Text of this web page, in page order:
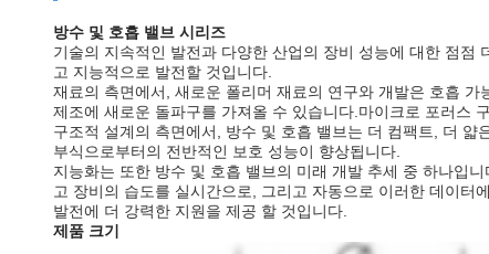
방수 및 호흡 밸브 시리즈
기술의 지속적인 발전과 다양한 산업의 장비 성능에 대한 점점
고 지능적으로 발전할 것입니다.
재료의 측면에서, 새로운 폴리머 재료의 연구와 개발은 호흡
제조에 새로운 돌파구를 가져올 수 있습니다.마이크로 포러스
구조적 설계의 측면에서, 방수 및 호흡 밸브는 더 컴팩트, 더
부식으로부터의 전반적인 보호 성능이 향상됩니다.
지능화는 또한 방수 및 호흡 밸브의 미래 개발 추세 중 하나입
고 장비의 습도를 실시간으로, 그리고 자동으로 이러한 데이
발전에 더 강력한 지원을 제공 할 것입니다.
제품 크기